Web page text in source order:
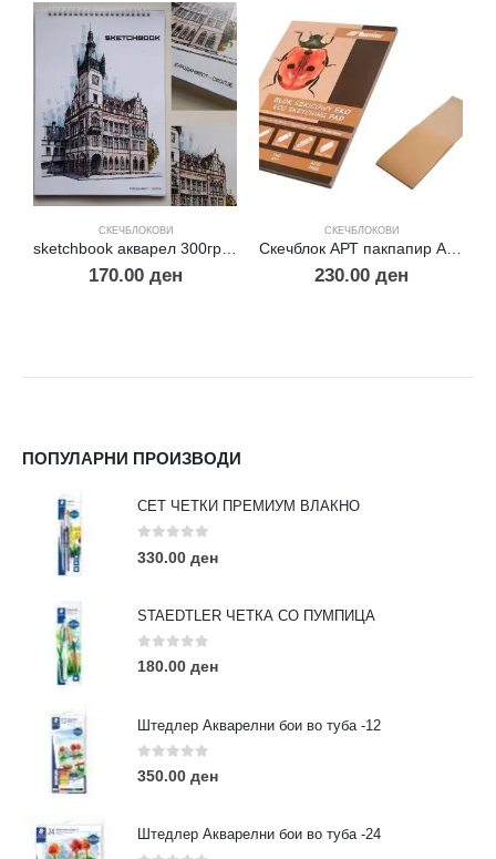
СКЕЧБЛОКОВИ
sketchbook акварел 300гр.30% памук А5
170.00 ден
СКЕЧБЛОКОВИ
Скечблок АРТ пакпапир А4 160 гр.
230.00 ден
ПОПУЛАРНИ ПРОИЗВОДИ
СЕТ ЧЕТКИ ПРЕМИУМ ВЛАКНО
0 out of 5
330.00 ден
STAEDTLER ЧЕТКА СО ПУМПИЦА
0 out of 5
180.00 ден
Штедлер Акварелни бои во туба -12
0out of 5
350.00 ден
Штедлер Акварелни бои во туба -24